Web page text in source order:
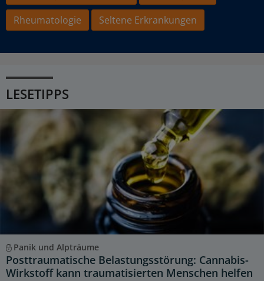
Rheumatologie
Seltene Erkrankungen
LESETIPPS
Panik und Alpträume
Posttraumatische Belastungsstörung: Cannabis-
Wirkstoff kann traumatisierten Menschen helfen